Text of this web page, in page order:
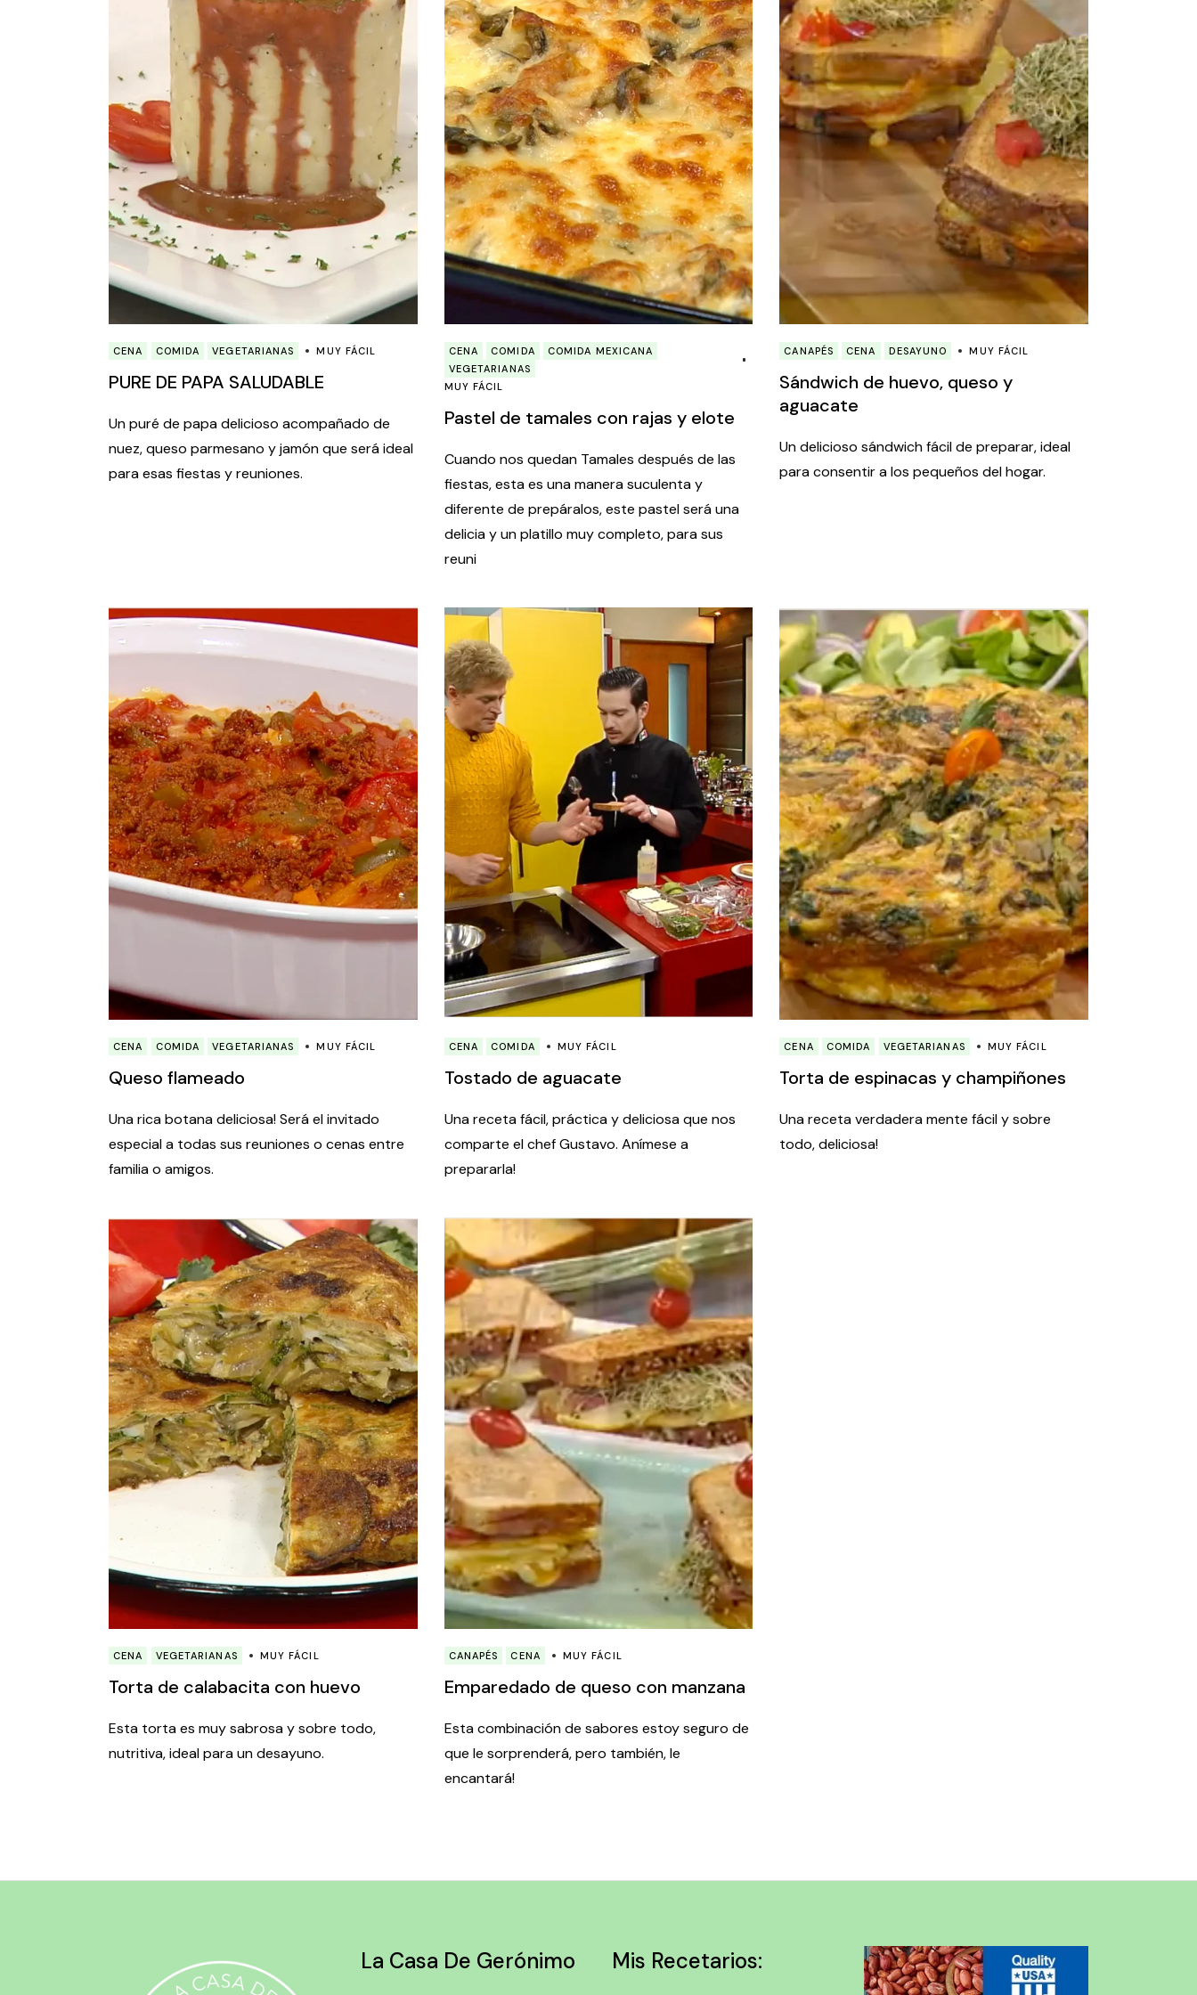
CENA COMIDA VEGETARIANAS MUY FÁCIL
PURE DE PAPA SALUDABLE
Un puré de papa delicioso acompañado de
nuez, queso parmesano y jamón que será ideal
para esas fiestas y reuniones.
CENA COMIDA
COMIDA MEXICANA
VEGETARIANAS
MUY FÁCIL
Pastel de tamales con rajas y elote
Cuando nos quedan Tamales después de las
fiestas, esta es una manera suculenta y
diferente de prepáralos, este pastel será una
delicia y un platillo muy completo, para sus
reuni
CANAPÉS CENA DESAYUNO MUY FÁCIL
Sándwich de huevo, queso y
aguacate
Un delicioso sándwich fácil de preparar, ideal
para consentir a los pequeños del hogar.
CENA COMIDA VEGETARIANAS MUY FÁCIL
Queso flameado
Una rica botana deliciosa! Será el invitado
especial a todas sus reuniones o cenas entre
familia o amigos.
CENA COMIDA MUY FÁCIL
Tostado de aguacate
Una receta fácil, práctica y deliciosa que nos
comparte el chef Gustavo. Anímese a
prepararla!
CENA COMIDA VEGETARIANAS MUY FÁCIL
Torta de espinacas y champiñones
Una receta verdadera mente fácil y sobre
todo, deliciosa!
CENA VEGETARIANAS MUY FÁCIL
Torta de calabacita con huevo
Esta torta es muy sabrosa y sobre todo,
nutritiva, ideal para un desayuno.
CANAPÉS CENA MUY FÁCIL
Emparedado de queso con manzana
Esta combinación de sabores estoy seguro de
que le sorprenderá, pero también, le
encantará!
La Casa De Gerónimo Mis Recetarios: